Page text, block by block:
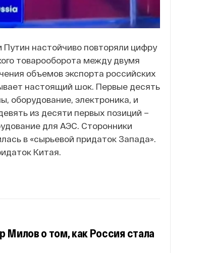
Путин настойчиво повторяли цифру
товарооборота между двумя
объемов экспорта российских
настоящий шок. Первые десять
оборудование, электроника, и
из десяти первых позиций –
для АЭС. Сторонники
в «сырьевой придаток Запада».
Китая.
о том, как Россия стала